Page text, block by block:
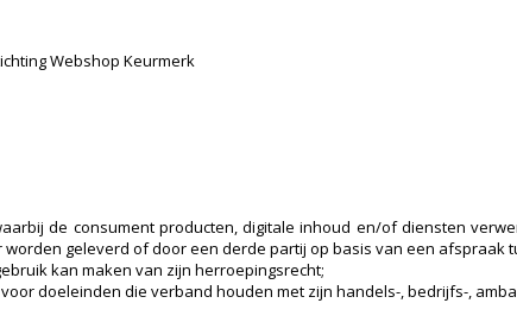
Webshop Keurmerk
de consument producten, digitale inhoud en/of diensten
geleverd of door een derde partij op basis van een afspraak
kan maken van zijn herroepingsrecht;
doeleinden die verband houden met zijn handels-, bedrijfs-,